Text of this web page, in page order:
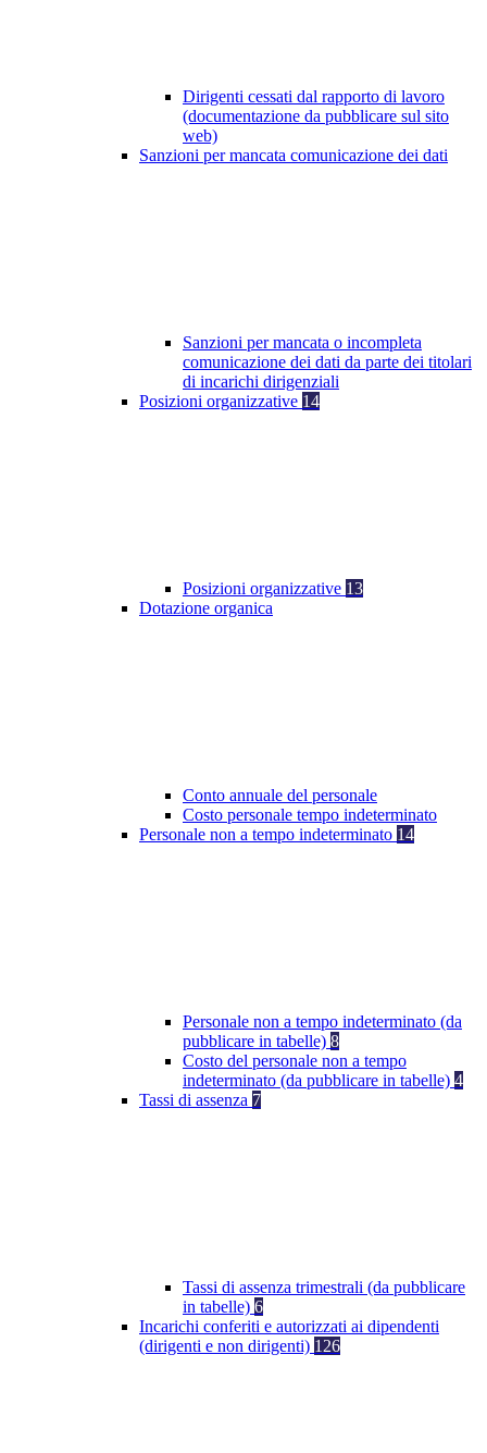
Dirigenti cessati dal rapporto di lavoro
(documentazione da pubblicare sul sito
web)
Sanzioni per mancata comunicazione dei dati
Sanzioni per mancata o incompleta
comunicazione dei dati da parte dei titolari
di incarichi dirigenziali
Posizioni organizzative 14
Posizioni organizzative 13
Dotazione organica
Conto annuale del personale
Costo personale tempo indeterminato
Personale non a tempo indeterminato 14
Personale non a tempo indeterminato (da
pubblicare in tabelle) 8
Costo del personale non a tempo
indeterminato (da pubblicare in tabelle) 4
Tassi di assenza 7
Tassi di assenza trimestrali (da pubblicare
in tabelle) 6
Incarichi conferiti e autorizzati ai dipendenti
(dirigenti e non dirigenti) 126